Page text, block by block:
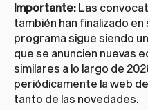
Importante: Las
también han finalizado
programa sigue siendo
que se anuncien nuevas
similares a lo largo de
periódicamente la web de
tanto de las novedades.